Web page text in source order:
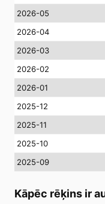
2026-05
2026-04
2026-03
2026-02
2026-01
2025-12
2025-11
2025-10
2025-09
Kāpēc rēķins ir